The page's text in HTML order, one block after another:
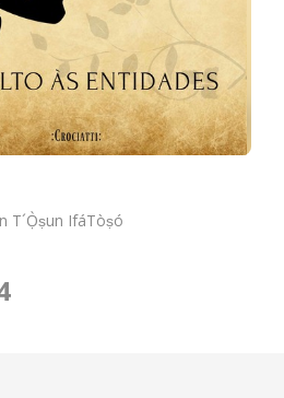
T´Ọ̀ṣun IfáTòṣó